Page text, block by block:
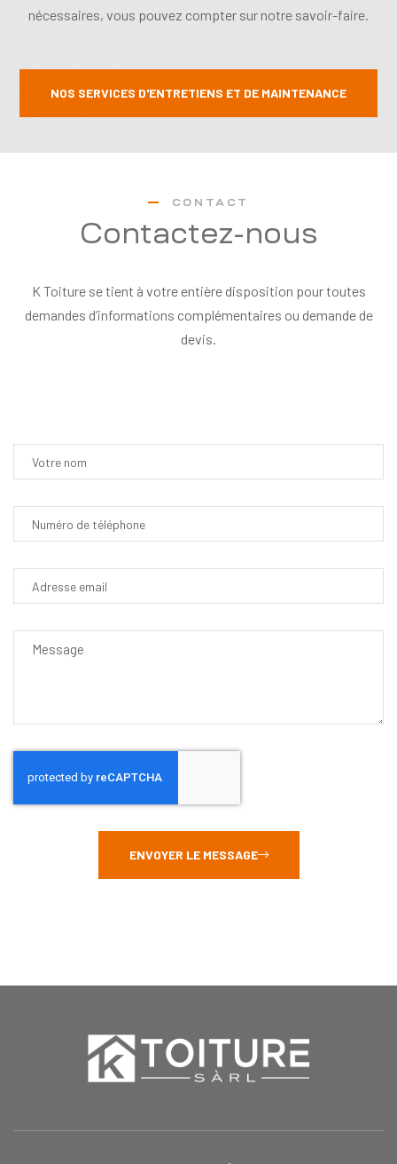
nécessaires, vous pouvez compter sur notre savoir-faire.
NOS SERVICES D'ENTRETIENS ET DE MAINTENANCE
CONTACT
Contactez-nous
K Toiture se tient à votre entière disposition pour toutes
demandes d’informations complémentaires ou demande de
devis.
ENVOYER LE MESSAGE